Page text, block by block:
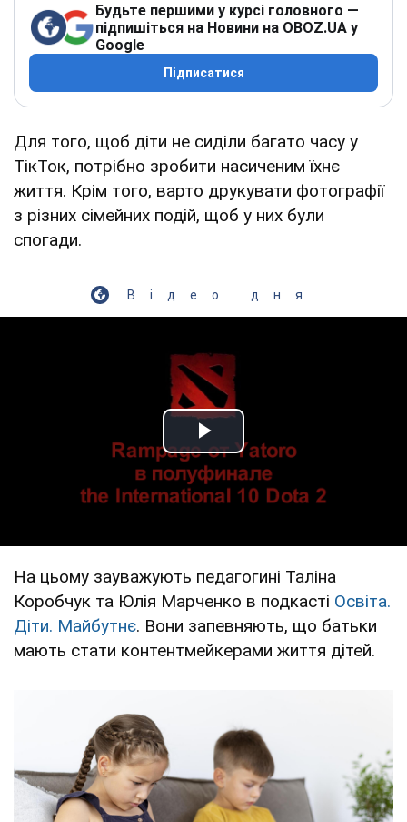
Будьте першими у курсі головного —
підпишіться на Новини на OBOZ.UA у
Google
Підписатися
Для того, щоб діти не сиділи багато часу у
ТікТок, потрібно зробити насиченим їхнє
життя. Крім того, варто друкувати фотографії
з різних сімейних подій, щоб у них були
спогади.
Відео дня
Play Video
На цьому зауважують педагогині Таліна
Коробчук та Юлія Марченко в подкасті Освіта.
Діти. Майбутнє. Вони запевняють, що батьки
мають стати контентмейкерами життя дітей.